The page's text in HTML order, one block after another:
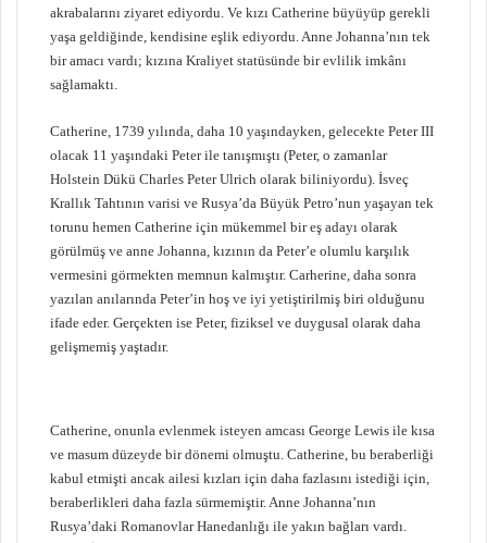
akrabalarını ziyaret ediyordu. Ve kızı Catherine büyüyüp gerekli
yaşa geldiğinde, kendisine eşlik ediyordu. Anne Johanna’nın tek
bir amacı vardı; kızına Kraliyet statüsünde bir evlilik imkânı
sağlamaktı.
Catherine, 1739 yılında, daha 10 yaşındayken, gelecekte Peter III
olacak 11 yaşındaki Peter ile tanışmıştı (Peter, o zamanlar
Holstein Dükü Charles Peter Ulrich olarak biliniyordu). İsveç
Krallık Tahtının varisi ve Rusya’da Büyük Petro’nun yaşayan tek
torunu hemen Catherine için mükemmel bir eş adayı olarak
görülmüş ve anne Johanna, kızının da Peter’e olumlu karşılık
vermesini görmekten memnun kalmıştır. Carherine, daha sonra
yazılan anılarında Peter’in hoş ve iyi yetiştirilmiş biri olduğunu
ifade eder. Gerçekten ise Peter, fiziksel ve duygusal olarak daha
gelişmemiş yaştadır.
Catherine, onunla evlenmek isteyen amcası George Lewis ile kısa
ve masum düzeyde bir dönemi olmuştu. Catherine, bu beraberliği
kabul etmişti ancak ailesi kızları için daha fazlasını istediği için,
beraberlikleri daha fazla sürmemiştir. Anne Johanna’nın
Rusya’daki Romanovlar Hanedanlığı ile yakın bağları vardı.